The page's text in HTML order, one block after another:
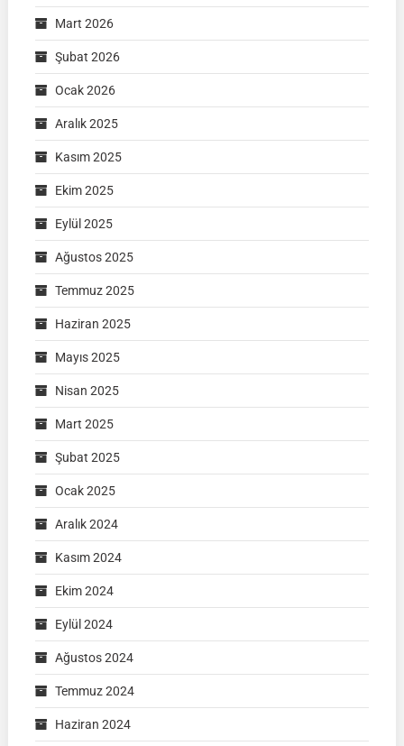
Mart 2026
Şubat 2026
Ocak 2026
Aralık 2025
Kasım 2025
Ekim 2025
Eylül 2025
Ağustos 2025
Temmuz 2025
Haziran 2025
Mayıs 2025
Nisan 2025
Mart 2025
Şubat 2025
Ocak 2025
Aralık 2024
Kasım 2024
Ekim 2024
Eylül 2024
Ağustos 2024
Temmuz 2024
Haziran 2024